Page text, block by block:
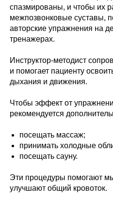
спазмированы, и чтобы их
межпозвонковые суставы,
авторские упражнения на
тренажерах.
Инструктор-методист
и помогает пациенту
дыхания и движения.
Чтобы эффект от
рекомендуется
посещать массаж;
принимать холодные
посещать сауну.
Эти процедуры помогают
улучшают общий кровоток.